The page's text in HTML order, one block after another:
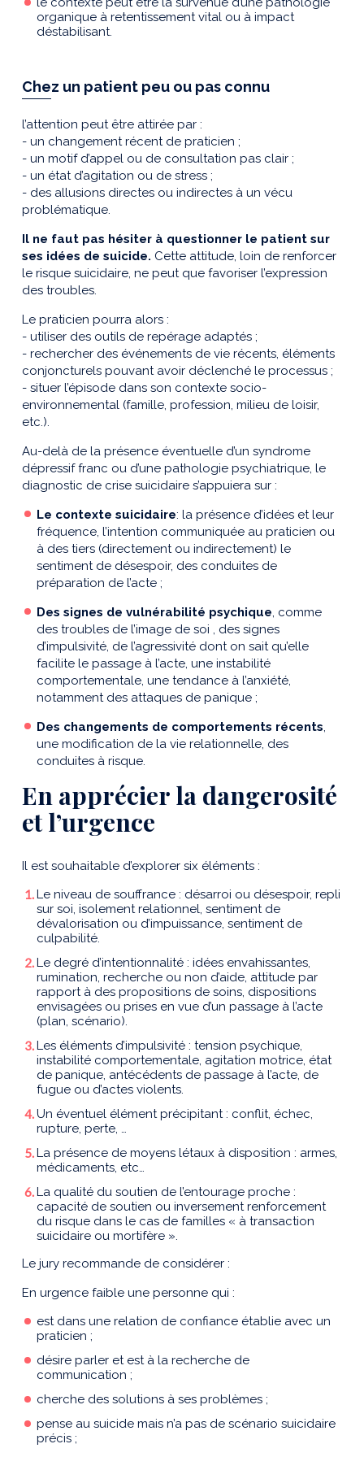
organique à retentissement vital ou à impact
déstabilisant.
Chez un patient peu ou pas connu
l’attention peut être attirée par :
- un changement récent de praticien ;
- un motif d’appel ou de consultation pas clair ;
- un état d’agitation ou de stress ;
- des allusions directes ou indirectes à un vécu
problématique.
Il ne faut pas hésiter à questionner le patient sur
ses idées de suicide. Cette attitude, loin de renforcer
le risque suicidaire, ne peut que favoriser l’expression
des troubles.
Le praticien pourra alors :
- utiliser des outils de repérage adaptés ;
- rechercher des événements de vie récents, éléments
conjoncturels pouvant avoir déclenché le processus ;
- situer l’épisode dans son contexte socio-
environnemental (famille, profession, milieu de loisir,
etc.).
Au-delà de la présence éventuelle d’un syndrome
dépressif franc ou d’une pathologie psychiatrique, le
diagnostic de crise suicidaire s’appuiera sur :
Le contexte suicidaire: la présence d’idées et leur
fréquence, l’intention communiquée au praticien ou
à des tiers (directement ou indirectement) le
sentiment de désespoir, des conduites de
préparation de l’acte ;
Des signes de vulnérabilité psychique, comme
des troubles de l’image de soi , des signes
d’impulsivité, de l’agressivité dont on sait qu’elle
facilite le passage à l’acte, une instabilité
comportementale, une tendance à l’anxiété,
notamment des attaques de panique ;
Des changements de comportements récents,
une modification de la vie relationnelle, des
conduites à risque.
En apprécier la dangerosité
et l’urgence
Il est souhaitable d’explorer six éléments :
Le niveau de souffrance : désarroi ou désespoir, repli
sur soi, isolement relationnel, sentiment de
dévalorisation ou d’impuissance, sentiment de
culpabilité.
Le degré d’intentionnalité : idées envahissantes,
rumination, recherche ou non d’aide, attitude par
rapport à des propositions de soins, dispositions
envisagées ou prises en vue d’un passage à l’acte
(plan, scénario).
Les éléments d’impulsivité : tension psychique,
instabilité comportementale, agitation motrice, état
de panique, antécédents de passage à l’acte, de
fugue ou d’actes violents.
Un éventuel élément précipitant : conflit, échec,
rupture, perte, …
La présence de moyens létaux à disposition : armes,
médicaments, etc…
La qualité du soutien de l’entourage proche :
capacité de soutien ou inversement renforcement
du risque dans le cas de familles « à transaction
suicidaire ou mortifère ».
Le jury recommande de considérer :
En urgence faible une personne qui :
est dans une relation de confiance établie avec un
praticien ;
désire parler et est à la recherche de
communication ;
cherche des solutions à ses problèmes ;
pense au suicide mais n’a pas de scénario suicidaire
précis ;